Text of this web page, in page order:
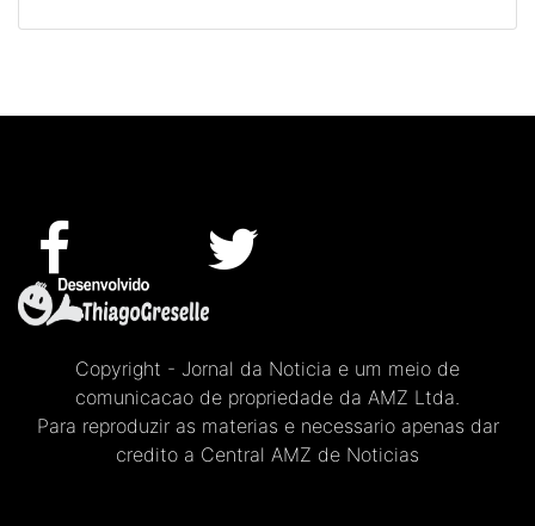
Copyright - Jornal da Noticia e um meio de
comunicacao de propriedade da AMZ Ltda.
Para reproduzir as materias e necessario apenas dar
credito a Central AMZ de Noticias